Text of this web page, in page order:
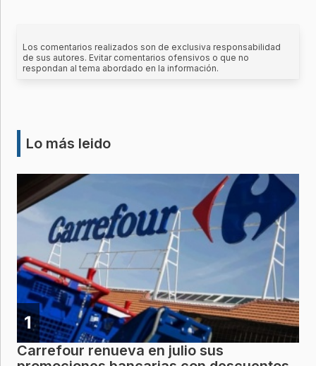
Los comentarios realizados son de exclusiva responsabilidad
de sus autores. Evitar comentarios ofensivos o que no
respondan al tema abordado en la información.
Lo más leido
1
Carrefour renueva en julio sus